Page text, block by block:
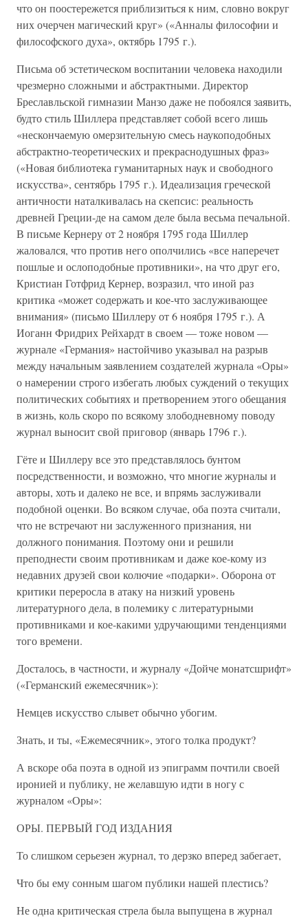
что он поостережется приблизиться к ним, словно вокруг
них очерчен магический круг» («Анналы философии и
философского духа», октябрь 1795 г.).
Письма об эстетическом воспитании человека находили
чрезмерно сложными и абстрактными. Директор
Бреславльской гимназии Манзо даже не побоялся заявить,
будто стиль Шиллера представляет собой всего лишь
«нескончаемую омерзительную смесь наукоподобных
абстрактно-теоретических и прекраснодушных фраз»
(«Новая библиотека гуманитарных наук и свободного
искусства», сентябрь 1795 г.). Идеализация греческой
античности наталкивалась на скепсис: реальность
древней Греции-де на самом деле была весьма печальной.
В письме Кернеру от 2 ноября 1795 года Шиллер
жаловался, что против него ополчились «все наперечет
пошлые и ослоподобные противники», на что друг его,
Кристиан Готфрид Кернер, возразил, что иной раз
критика «может содержать и кое-что заслуживающее
внимания» (письмо Шиллеру от 6 ноября 1795 г.). А
Иоганн Фридрих Рейхардт в своем — тоже новом —
журнале «Германия» настойчиво указывал на разрыв
между начальным заявлением создателей журнала «Оры»
о намерении строго избегать любых суждений о текущих
политических событиях и претворением этого обещания
в жизнь, коль скоро по всякому злободневному поводу
журнал выносит свой приговор (январь 1796 г.).
Гёте и Шиллеру все это представлялось бунтом
посредственности, и возможно, что многие журналы и
авторы, хоть и далеко не все, и впрямь заслуживали
подобной оценки. Во всяком случае, оба поэта считали,
что не встречают ни заслуженного признания, ни
должного понимания. Поэтому они и решили
преподнести своим противникам и даже кое-кому из
недавних друзей свои колючие «подарки». Оборона от
критики переросла в атаку на низкий уровень
литературного дела, в полемику с литературными
противниками и кое-какими удручающими тенденциями
того времени.
Досталось, в частности, и журналу «Дойче монатсшрифт»
(«Германский ежемесячник»):
Немцев искусство слывет обычно убогим.
Знать, и ты, «Ежемесячник», этого толка продукт?
А вскоре оба поэта в одной из эпиграмм почтили своей
иронией и публику, не желавшую идти в ногу с
журналом «Оры»:
ОРЫ. ПЕРВЫЙ ГОД ИЗДАНИЯ
То слишком серьезен журнал, то дерзко вперед забегает,
Что бы ему сонным шагом публики нашей плестись?
Не одна критическая стрела была выпущена в журнал